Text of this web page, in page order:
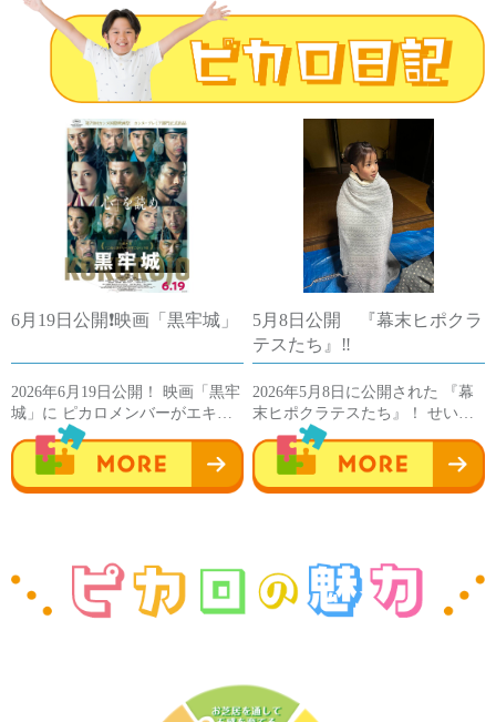
6月19日公開❗️映画「黒牢城」
2026年6月19日公開！ 映画「黒牢
城」に ピカロメンバーがエキ…
5月8日公開 『幕末ヒポクラ
テスたち』‼️
2026年5月8日に公開された 『幕
末ヒポクラテスたち』！ せい…